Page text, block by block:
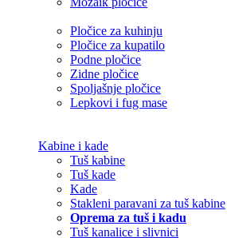
Pločice za kuhinju
Pločice za kupatilo
Podne pločice
Zidne pločice
Spoljašnje pločice
Lepkovi i fug mase
Kabine i kade
Tuš kabine
Tuš kade
Kade
Stakleni paravani za tuš kabine
Oprema za tuš i kadu
Tuš kanalice i slivnici